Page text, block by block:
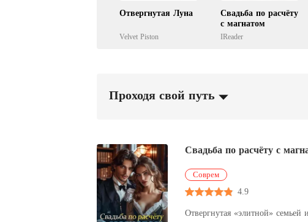
Отвергнутая Луна
Velvet Piston
Свадьба по расчёту
с магнатом
IReader
Проходя свой путь
Свадьба по расчёту с
Соврем
4.9
Отвергнутая «элитной»